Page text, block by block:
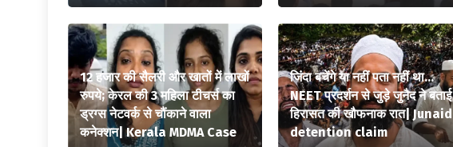
12 हजार की सैलरी और खातों में लाखों
रुपये; केरल की 3 महिला टीचर्स का
ड्रग्स नेटवर्क से चौंकाने वाला
कनेक्शन| Kerala MDMA Case
जिंदा बचेंगे या नहीं पता नहीं था…
NEET प्रदर्शन से जुड़े जुनैद ने बताई
हिरासत की खौफनाक रात| Junaid
detention claim